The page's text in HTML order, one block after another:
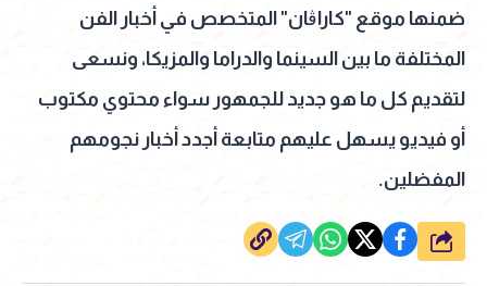
ضمنها موقع "كاراڨان" المتخصص في أخبار الفن
المختلفة ما بين السينما والدراما والمزيكا، ونسعى
لتقديم كل ما هو جديد للجمهور سواء محتوي مكتوب
أو فيديو يسهل عليهم متابعة أجدد أخبار نجومهم
المفضلين.
شارك